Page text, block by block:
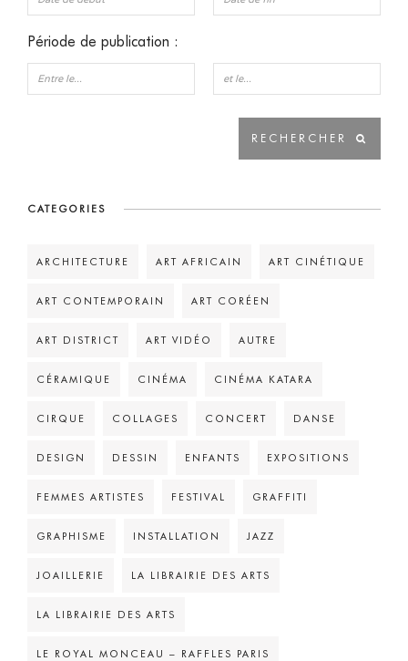
Période de publication :
CATEGORIES
ARCHITECTURE ART AFRICAIN ART CINÉTIQUE
ART CONTEMPORAIN ART CORÉEN
ART DISTRICT ART VIDÉO AUTRE
CÉRAMIQUE CINÉMA CINÉMA KATARA
CIRQUE COLLAGES CONCERT DANSE
DESIGN DESSIN ENFANTS EXPOSITIONS
FEMMES ARTISTES FESTIVAL GRAFFITI
GRAPHISME INSTALLATION JAZZ
JOAILLERIE LA LIBRAIRIE DES ARTS
LA LIBRAIRIE DES ARTS
LE ROYAL MONCEAU – RAFFLES PARIS